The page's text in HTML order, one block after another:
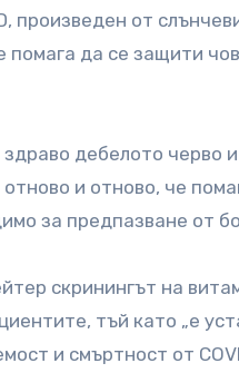
произведен от
помага да се защити
дебелото черво
и отново, че
за предпазване от
скринингът на
тъй като „е
и смъртност от